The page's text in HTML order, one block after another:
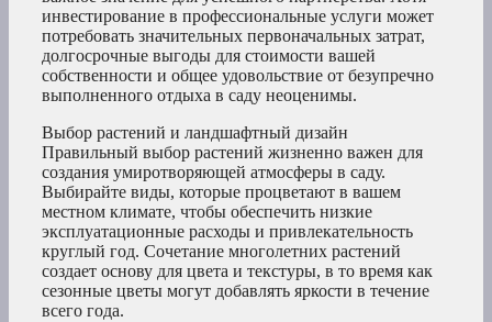
инвестирование в профессиональные услуги может
потребовать значительных первоначальных затрат,
долгосрочные выгоды для стоимости вашей
собственности и общее удовольствие от безупречно
выполненного отдыха в саду неоценимы.
Выбор растений и ландшафтный дизайн
Правильный выбор растений жизненно важен для
создания умиротворяющей атмосферы в саду.
Выбирайте виды, которые процветают в вашем
местном климате, чтобы обеспечить низкие
эксплуатационные расходы и привлекательность
круглый год. Сочетание многолетних растений
создает основу для цвета и текстуры, в то время как
сезонные цветы могут добавлять яркости в течение
всего года.